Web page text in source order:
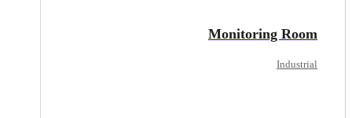
Monitoring Room
Industrial